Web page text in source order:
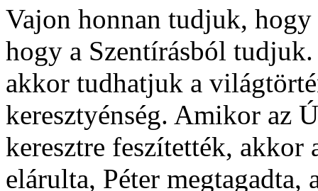
Vajon honnan tudjuk, hogy
hogy a Szentírásból
akkor tudhatjuk a
keresztyénség. Amikor az
keresztre feszítették, akkor
elárulta, Péter